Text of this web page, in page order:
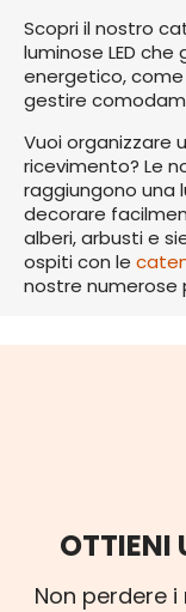
Scopri il nostro
luminose LED
energetico,
gestire
Vuoi organizzare
ricevimento? Le
raggiungono una
decorare
alberi, arbusti e
ospiti con le
nostre numerose
OTTIENI
Non perdere